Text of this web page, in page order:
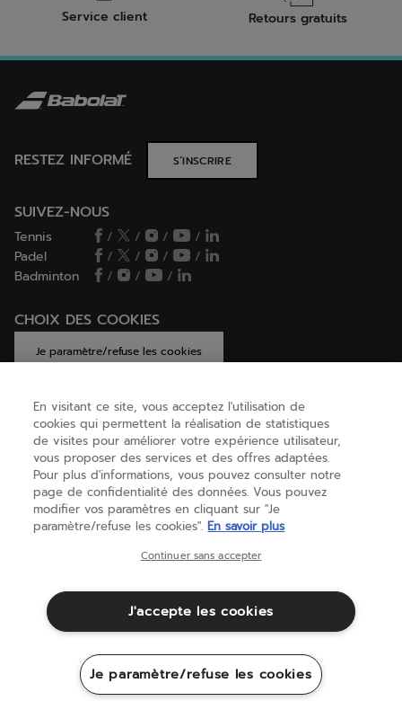
Service client Retours gratuits
RESTEZ INFORMÉ S’INSCRIRE
SUIVEZ-NOUS
Tennis / / /
/
Padel
/ / /
/
Badminton
/ / /
CHOIX DES COOKIES
Je paramètre/refuse les cookies
AIDE
A PROPOS
(français)
Mentions Légales
Cookies
Sitemap
©Babolat
En visitant ce site, vous acceptez l'utilisation de
cookies qui permettent la réalisation de statistiques
de visites pour améliorer votre expérience utilisateur,
vous proposer des services et des offres adaptées.
Pour plus d'informations, vous pouvez consulter notre
page de confidentialité des données. Vous pouvez
modifier vos paramètres en cliquant sur "Je
paramètre/refuse les cookies". En savoir plus
Continuer sans accepter
J'accepte les cookies
Je paramètre/refuse les cookies